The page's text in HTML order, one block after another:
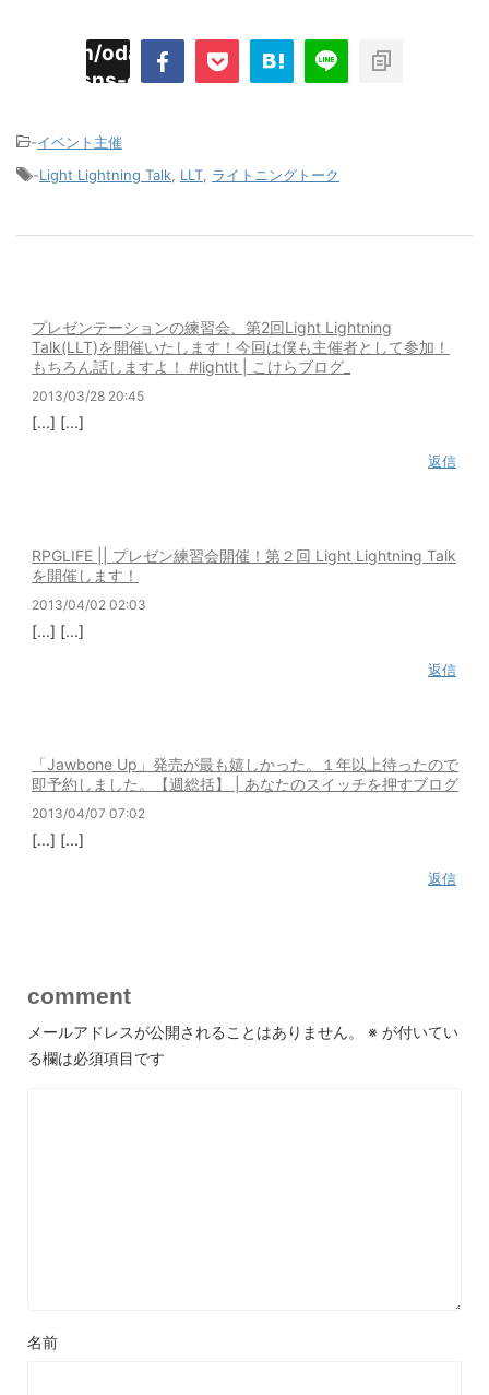
odaiji.com/public_html/blog/wp-
sns-count-cache/sns-count-
-イベント主催
-Light Lightning Talk LLT ライトニングトーク
プレゼンテーションの練習会、第2回Light Lightning
Talk(LLT)を開催いたします！今回は僕も主催者として参加！
もちろん話しますよ！ #lightlt | こけらブログ_
2013/03/28 20:45
[...] [...]
返信
RPGLIFE || プレゼン練習会開催！第２回 Light Lightning Talk
を開催します！
2013/04/02 02:03
[...] [...]
返信
「Jawbone Up」発売が最も嬉しかった。１年以上待ったので
即予約しました。【週総括】 | あなたのスイッチを押すブログ
2013/04/07 07:02
[...] [...]
返信
comment
メールアドレスが公開されることはありません。 ※ が付いてい
る欄は必須項目です
名前